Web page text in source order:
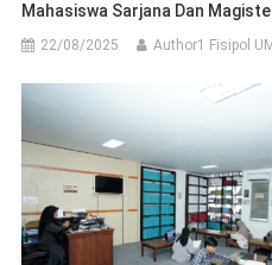
Mahasiswa Sarjana Dan
22/08/2025 Author1 Fisipol